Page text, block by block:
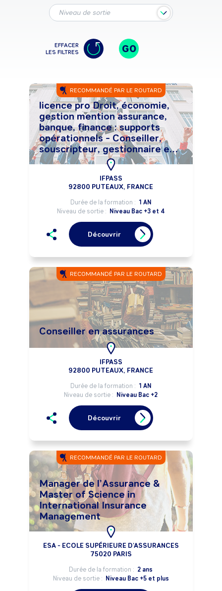
EFFACER
LES FILTRES
Niveau de sortie
GO
RECOMMANDÉ PAR LE ROUTARD
licence pro Droit, économie,
gestion mention assurance,
banque, finance : supports
opérationnels - Conseiller,
souscripteur, gestionnaire en
assurance
IFPASS
92800 PUTEAUX, FRANCE
Durée de la formation : 1 AN
Niveau de sortie : Niveau Bac +3 et 4
Découvrir
RECOMMANDÉ PAR LE ROUTARD
Conseiller en assurances
IFPASS
92800 PUTEAUX, FRANCE
Durée de la formation : 1 AN
Niveau de sortie : Niveau Bac +2
Découvrir
RECOMMANDÉ PAR LE ROUTARD
Manager de l’Assurance &
Master of Science in
International Insurance
Management
ESA - ECOLE SUPÉRIEURE D'ASSURANCES
75020 PARIS
Durée de la formation : 2 ans
Niveau de sortie : Niveau Bac +5 et plus